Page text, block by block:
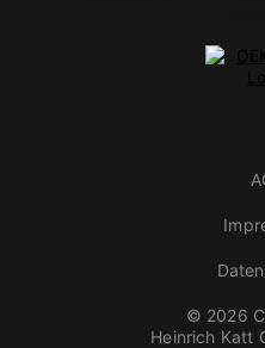
© 2026
Heinrich Katt